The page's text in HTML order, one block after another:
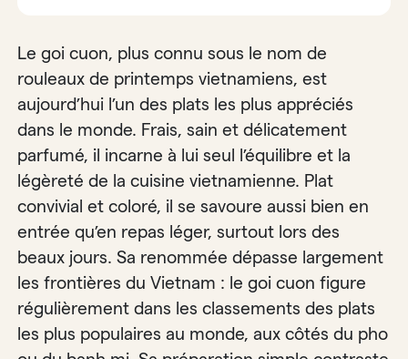
Le goi cuon, plus connu sous le nom de
rouleaux de printemps vietnamiens, est
aujourd’hui l’un des plats les plus appréciés
dans le monde. Frais, sain et délicatement
parfumé, il incarne à lui seul l’équilibre et la
légèreté de la cuisine vietnamienne. Plat
convivial et coloré, il se savoure aussi bien en
entrée qu’en repas léger, surtout lors des
beaux jours. Sa renommée dépasse largement
les frontières du Vietnam : le goi cuon figure
régulièrement dans les classements des plats
les plus populaires au monde, aux côtés du pho